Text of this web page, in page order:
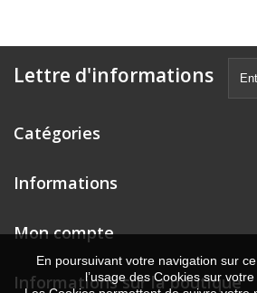
Lettre d'informations
Catégories
Informations
Mon compte
Informations sur la boutique
En poursuivant votre navigation sur
l’usage des Cookies sur